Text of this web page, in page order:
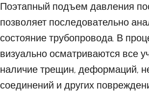
Поэтапный подъем давления
позволяет последовательно
состояние трубопровода. В
визуально осматриваются все
наличие трещин, деформаций,
соединений и других